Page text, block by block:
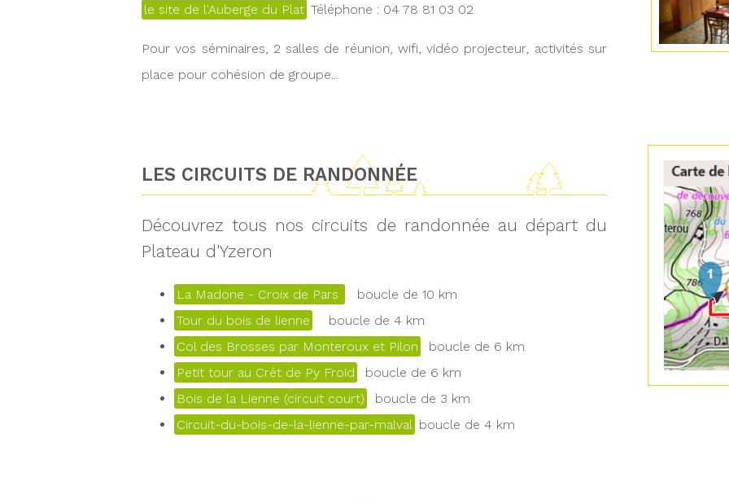
le site de l'Auberge du Plat Téléphone : 04 78 81 03 02
Pour vos séminaires, 2 salles de réunion, wifi, vidéo projecteur, activités sur
place pour cohésion de groupe...
LES CIRCUITS DE RANDONNÉE
Découvrez tous nos circuits de randonnée au départ du
Plateau d'Yzeron
La Madone - Croix de Pars
boucle de 10 km
Tour du bois de lienne
boucle de 4 km
Col des Brosses par Monteroux et Pilon
boucle de 6 km
Petit tour au Crêt de Py Froid
boucle de 6 km
Bois de la Lienne (circuit court)
boucle de 3 km
Circuit-du-bois-de-la-lienne-par-malval boucle de 4 km